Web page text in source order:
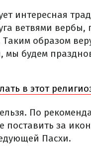
интересная
ветвями вербы,
Таким образом
мы будем
в этот
По
поставить за
Пасхи.